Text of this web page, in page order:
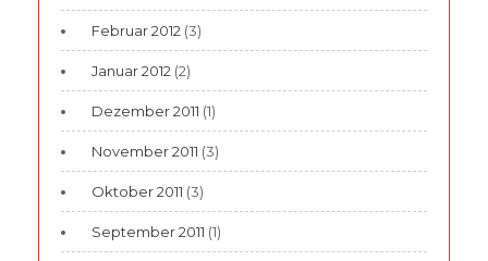
Februar 2012 (3)
Januar 2012 (2)
Dezember 2011 (1)
November 2011 (3)
Oktober 2011 (3)
September 2011 (1)